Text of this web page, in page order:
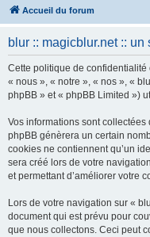
Accueil du forum
blur :: magicblur.net ::
Cette politique de confidentialité
« nous », « notre », « nos », «
phpBB » et « phpBB Limited »)
Vos informations sont
phpBB génèrera un certain
cookies ne contiennent qu’un
sera créé lors de votre
et permettant d’améliorer votre
Lors de votre navigation sur «
document qui est prévu pour
que nous collectons. Ceci peut